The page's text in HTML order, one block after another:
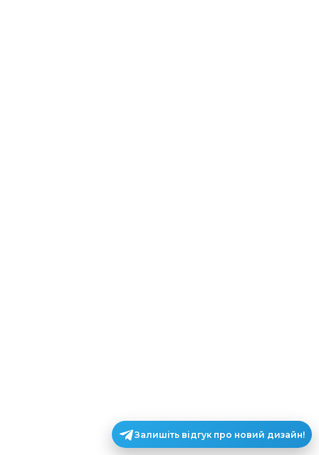
Залишіть відгук про новий дизайн!